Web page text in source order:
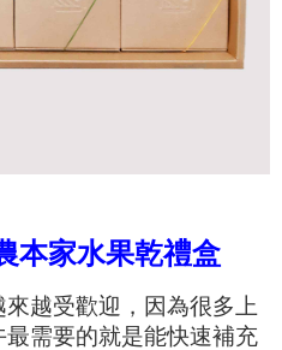
本家水果乾禮盒
越受歡迎，因為很多上
需要的就是能快速補充